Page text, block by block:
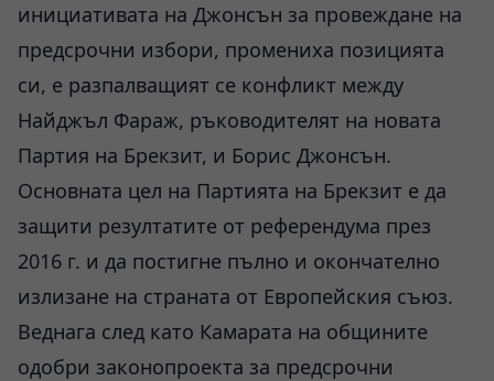
инициативата на Джонсън за провеждане на
предсрочни избори, промениха позицията
си, е разпалващият се конфликт между
Найджъл Фараж, ръководителят на новата
Партия на Брекзит, и Борис Джонсън.
Основната цел на Партията на Брекзит е да
защити резултатите от референдума през
2016 г. и да постигне пълно и окончателно
излизане на страната от Европейския съюз.
Веднага след като Камарата на общините
одобри законопроекта за предсрочни